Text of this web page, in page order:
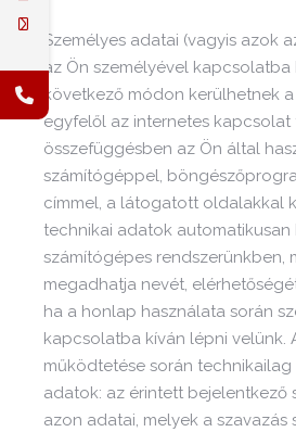
Személyes adatai (vagyis azok
az Ön személyével
következő módon kerülhetnek
egyfelől az internetes kapcsolat
összefüggésben az Ön által
számítógéppel,
címmel, a látogatott oldalakkal
technikai adatok
számítógépes rendszerünkben,
megadhatja nevét,
ha a honlap használata során
kapcsolatba kíván lépni velünk.
működtetése során
adatok: az érintett bejelentkező
azon adatai, melyek a szavazás